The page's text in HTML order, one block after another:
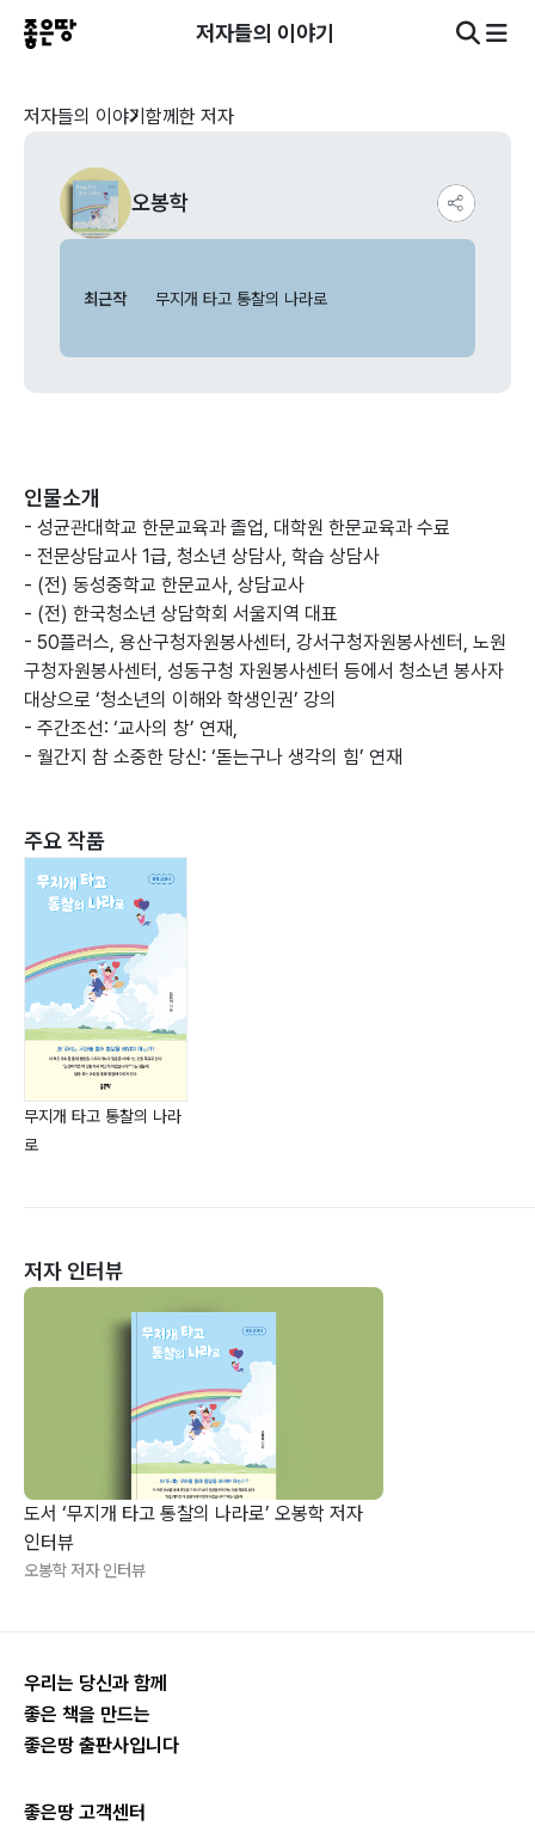
저자들의 이야기
저자들의 이야기 함께한 저자
오봉학
최근작 무지개 타고 통찰의 나라로
인물소개
- 성균관대학교 한문교육과 졸업, 대학원 한문교육과 수료
- 전문상담교사 1급, 청소년 상담사, 학습 상담사
- (전) 동성중학교 한문교사, 상담교사
- (전) 한국청소년 상담학회 서울지역 대표
- 50플러스, 용산구청자원봉사센터, 강서구청자원봉사센터, 노원
구청자원봉사센터, 성동구청 자원봉사센터 등에서 청소년 봉사자
대상으로 ‘청소년의 이해와 학생인권’ 강의
- 주간조선: ‘교사의 창’ 연재,
- 월간지 참 소중한 당신: ‘돋는구나 생각의 힘’ 연재
주요 작품
무지개 타고 통찰의 나라
로
저자 인터뷰
도서 ‘무지개 타고 통찰의 나라로’ 오봉학 저자
인터뷰
오봉학 저자 인터뷰
우리는 당신과 함께
좋은 책을 만드는
좋은땅 출판사입니다
좋은땅 고객센터